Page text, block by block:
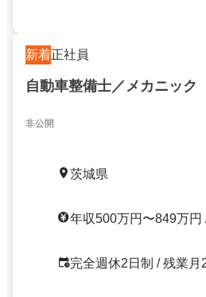
新着正社員
自動車整備士／メカニック
非公開
茨城県
年収500万円〜849万円
完全週休2日制 / 残業月